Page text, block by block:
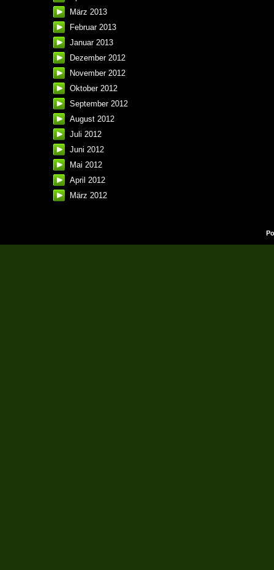
März 2013
Februar 2013
Januar 2013
Dezember 2012
November 2012
Oktober 2012
September 2012
August 2012
Juli 2012
Juni 2012
Mai 2012
April 2012
März 2012